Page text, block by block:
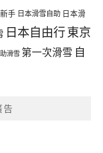
手 日本滑雪自助 日本滑
日本自由行東京
滑雪 第一次滑雪 自
告